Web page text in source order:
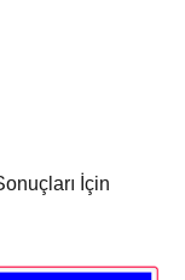
İçin